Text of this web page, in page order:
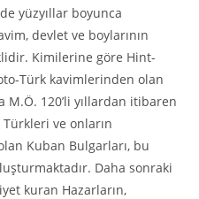
yüzyıllar boyunca
devlet ve boylarının
Kimilerine göre Hint-
Türk kavimlerinden olan
120’li yıllardan itibaren
Türkleri ve onların
Kuban Bulgarları, bu
Daha sonraki
kuran Hazarların,